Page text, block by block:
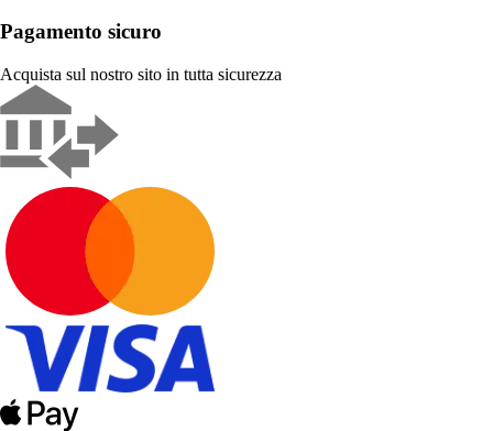
Pagamento sicuro
Acquista sul nostro sito in tutta sicurezza